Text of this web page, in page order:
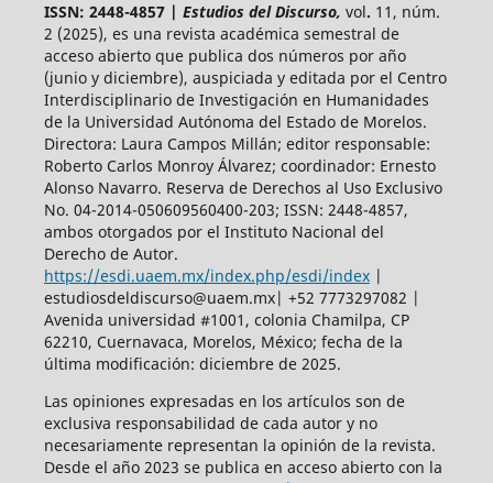
ISSN: 2448-4857 | Estudios del Discurso, vol. 11, núm.
2 (2025), es una revista académica semestral de
acceso abierto que publica dos números por año
(junio y diciembre), auspiciada y editada por el Centro
Interdisciplinario de Investigación en Humanidades
de la Universidad Autónoma del Estado de Morelos.
Directora: Laura Campos Millán; editor responsable:
Roberto Carlos Monroy Álvarez; coordinador: Ernesto
Alonso Navarro. Reserva de Derechos al Uso Exclusivo
No. 04-2014-050609560400-203; ISSN: 2448-4857,
ambos otorgados por el Instituto Nacional del
Derecho de Autor.
https://esdi.uaem.mx/index.php/esdi/index|
estudiosdeldiscurso@uaem.mx| +52 7773297082 |
Avenida universidad #1001, colonia Chamilpa, CP
62210, Cuernavaca, Morelos, México; fecha de la
última modificación: diciembre de 2025.
Las opiniones expresadas en los artículos son de
exclusiva responsabilidad de cada autor y no
necesariamente representan la opinión de la revista.
Desde el año 2023 se publica en acceso abierto con la